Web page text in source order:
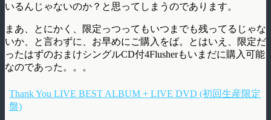
いるんじゃないのか？と思ってしまうのであります。
まあ、とにかく、限定っつってもいつまでも残ってるじゃな
いか、と言わずに、お早めにご購入をば。とはいえ、限定だ
ったはずのおまけシングルCD付4Flusherもいまだに購入可能
なのであった。。。
Thank You LIVE BEST ALBUM + LIVE DVD (初回生産限定
盤)